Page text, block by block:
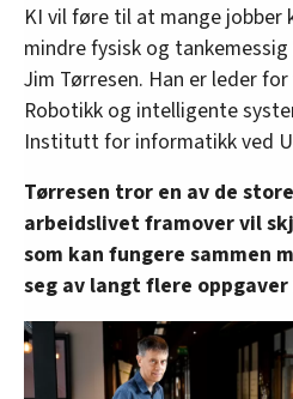
KI vil føre til at mange jobber
mindre fysisk og
Jim Tørresen. Han er leder
Robotikk og intelligente
Institutt for informatikk ved
Tørresen tror en av de
arbeidslivet framover vil
som kan fungere sammen
seg av langt flere oppgaver